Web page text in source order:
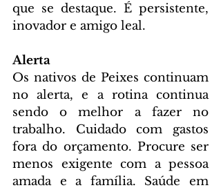
que se destaque. É persistente,
inovador e amigo leal.
Alerta
Os nativos de Peixes continuam
no alerta, e a rotina continua
sendo o melhor a fazer no
trabalho. Cuidado com gastos
fora do orçamento. Procure ser
menos exigente com a pessoa
amada e a família. Saúde em